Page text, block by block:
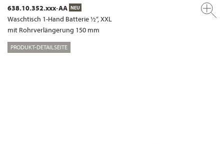
638.10.352.xxx-AA NEU
Waschtisch 1-Hand Batterie ½“, XXL
mit Rohrverlängerung 150 mm
PRODUKT-DETAILSEITE